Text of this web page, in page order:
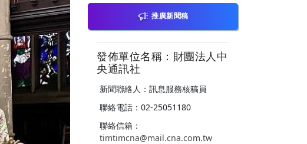
推廣新聞稿
發佈單位名稱：財團法人中
央通訊社
新聞聯絡人：訊息服務核稿員
聯絡電話：02-25051180
聯絡信箱：
timtimcna@mail.cna.com.tw